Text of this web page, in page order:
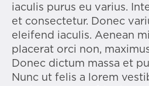
iaculis purus eu varius.
et consectetur. Donec
eleifend iaculis. Aenean
placerat orci non,
Donec dictum massa et
Nunc ut felis a lorem